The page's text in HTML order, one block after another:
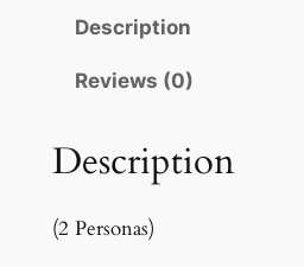
u
n
Description
Reviews (0)
Description
(2 Personas)